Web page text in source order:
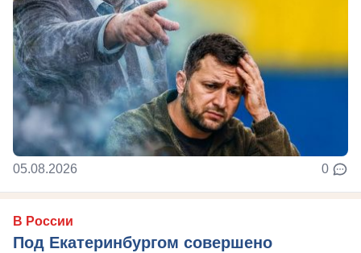
05.08.2026 0
В России
Под Екатеринбургом совершено